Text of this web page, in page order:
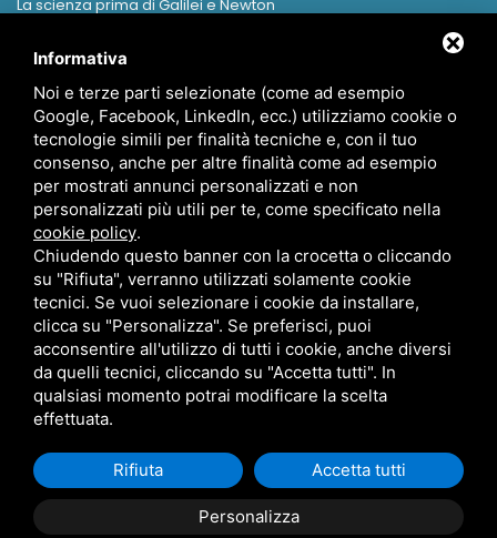
La scienza prima di Galilei e Newton
Home
Presentazione
Canapa
News
Contatti
info@ecofantascienza.it
Privacy
Sitemap
Informativa
Noi e terze parti selezionate (come ad esempio
Google, Facebook, LinkedIn, ecc.) utilizziamo cookie o
tecnologie simili per finalità tecniche e, con il tuo
consenso, anche per altre finalità come ad esempio
per mostrati annunci personalizzati e non
personalizzati più utili per te, come specificato nella
cookie policy.
Chiudendo questo banner con la crocetta o cliccando
su "Rifiuta", verranno utilizzati solamente cookie
tecnici. Se vuoi selezionare i cookie da installare,
clicca su "Personalizza". Se preferisci, puoi
acconsentire all'utilizzo di tutti i cookie, anche diversi
da quelli tecnici, cliccando su "Accetta tutti". In
qualsiasi momento potrai modificare la scelta
effettuata.
Personalizza
Rifiuta Accetta tutti